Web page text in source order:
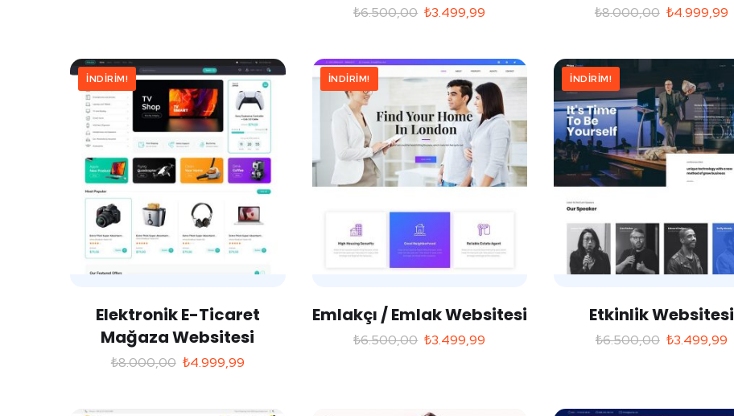
₺6.500,00 ₺3.499,99 ₺8.000,00 ₺4.999,99
İNDIRIM!
Elektronik E-Ticaret
Mağaza Websitesi
₺8.000,00 ₺4.999,99
İNDIRIM!
Emlakçı / Emlak Websitesi
₺6.500,00 ₺3.499,99
İNDIRIM!
Etkinlik Websitesi
₺6.500,00 ₺3.499,99